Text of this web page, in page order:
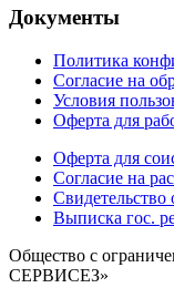
Документы
Политика
Согласие на
Условия
Оферта для
Оферта для
Согласие на
Выписка гос.
Общество с
СЕРВИСЕЗ»